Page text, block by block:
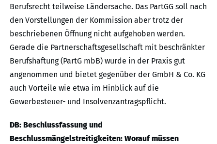
Berufsrecht teilweise Ländersache. Das PartGG soll nach
den Vorstellungen der Kommission aber trotz der
beschriebenen Öffnung nicht aufgehoben werden.
Gerade die Partnerschaftsgesellschaft mit beschränkter
Berufshaftung (PartG mbB) wurde in der Praxis gut
angenommen und bietet gegenüber der GmbH & Co. KG
auch Vorteile wie etwa im Hinblick auf die
Gewerbesteuer- und Insolvenzantragspflicht.
DB: Beschlussfassung und
Beschlussmängelstreitigkeiten: Worauf müssen